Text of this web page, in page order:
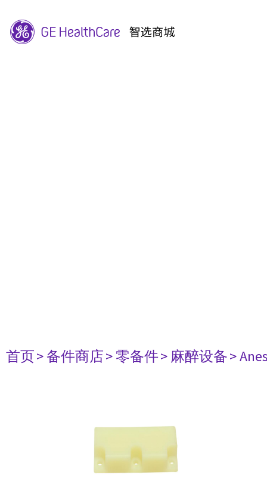
首页> 备件商店> 零备件> 麻醉设备>